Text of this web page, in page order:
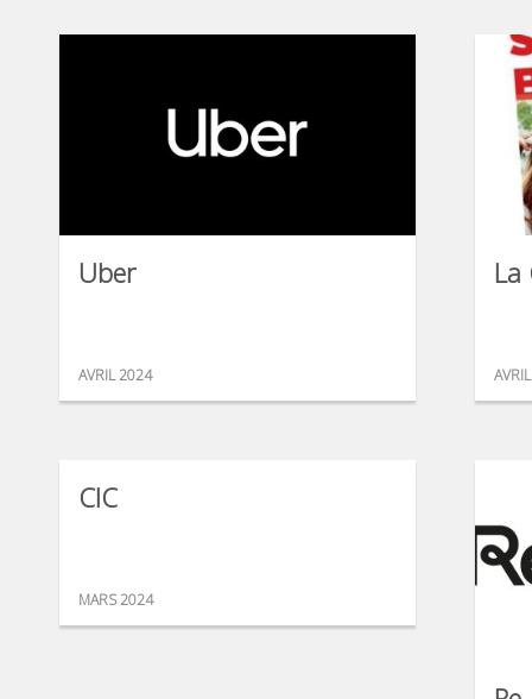
Uber
AVRIL 2024
La
CIC
MARS 2024